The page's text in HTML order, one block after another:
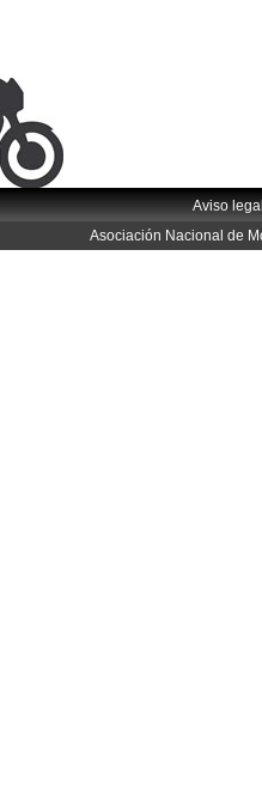
Aviso
Asociación Nacional de